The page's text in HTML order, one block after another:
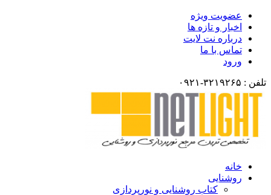
ویژه
و تازه ها
نت لایت
با ما
کتاب روشنایی و نورپردازی